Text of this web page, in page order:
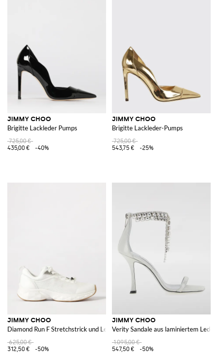
JIMMY CHOO
Brigitte Lackleder Pumps
725,00 €
435,00 €
-40%
JIMMY CHOO
Brigitte Lackleder-Pumps
725,00 €
543,75 €
-25%
JIMMY CHOO
Diamond Run F Stretchstrick und Leder Sneakers
625,00 €
312,50 €
-50%
JIMMY CHOO
Verity Sandale aus laminiertem
1.095,00 €
547,50 €
-50%